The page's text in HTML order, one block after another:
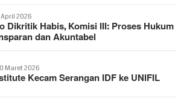
2026
Dikritik Habis, Komisi III: Proses Hukum
dan Akuntabel
Maret 2026
Kecam Serangan IDF ke UNIFIL